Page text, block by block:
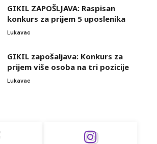
GIKIL ZAPOŠLJAVA: Raspisan
konkurs za prijem 5 uposlenika
Lukavac
GIKIL zapošaljava: Konkurs za
prijem više osoba na tri pozicije
Lukavac